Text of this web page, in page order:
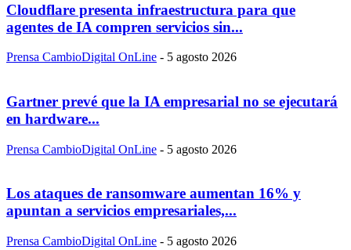
Cloudflare presenta infraestructura para que
agentes de IA compren servicios sin...
Prensa CambioDigital OnLine - 5 agosto 2026
Gartner prevé que la IA empresarial no se ejecutará
en hardware...
Prensa CambioDigital OnLine - 5 agosto 2026
Los ataques de ransomware aumentan 16% y
apuntan a servicios empresariales,...
Prensa CambioDigital OnLine - 5 agosto 2026